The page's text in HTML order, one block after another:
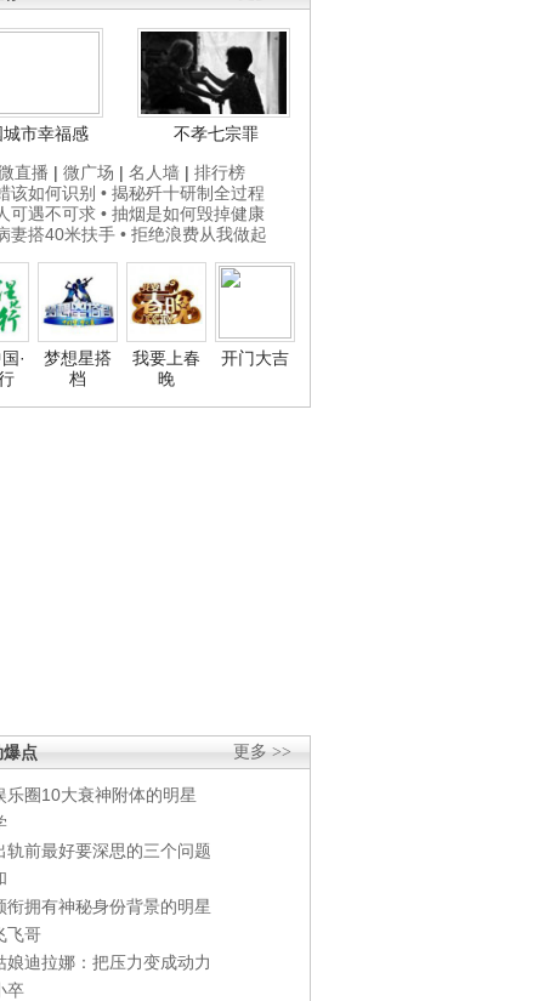
城市幸福感
不孝七宗罪
直播 | 微广场 | 名人墙 | 排行榜
该如何识别 • 揭秘歼十研制全过程
可遇不可求 • 抽烟是如何毁掉健康
妻搭40米扶手 • 拒绝浪费从我做起
·
梦想星搭
档
我要上春
晚
开门大吉
更多 >>
爆点
乐圈10大衰神附体的明星
轨前最好要深思的三个问题
衔拥有神秘身份背景的明星
飞哥
娘迪拉娜：把压力变成动力
卒